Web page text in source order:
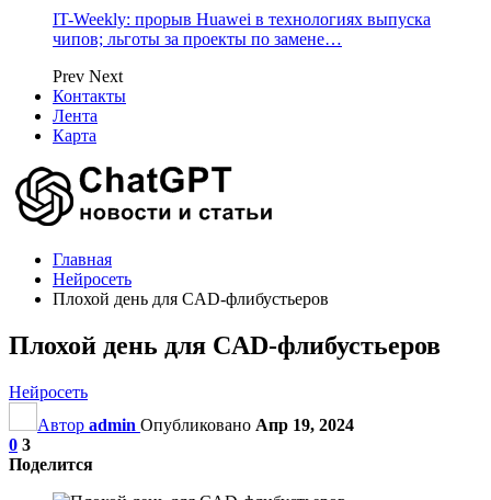
IT-Weekly: прорыв Huawei в технологиях выпуска
чипов; льготы за проекты по замене…
Prev Next
Контакты
Лента
Карта
Главная
Нейросеть
Плохой день для CAD-флибустьеров
Плохой день для CAD-флибустьеров
Нейросеть
Автор admin Опубликовано Апр 19, 2024
0 3
Поделится